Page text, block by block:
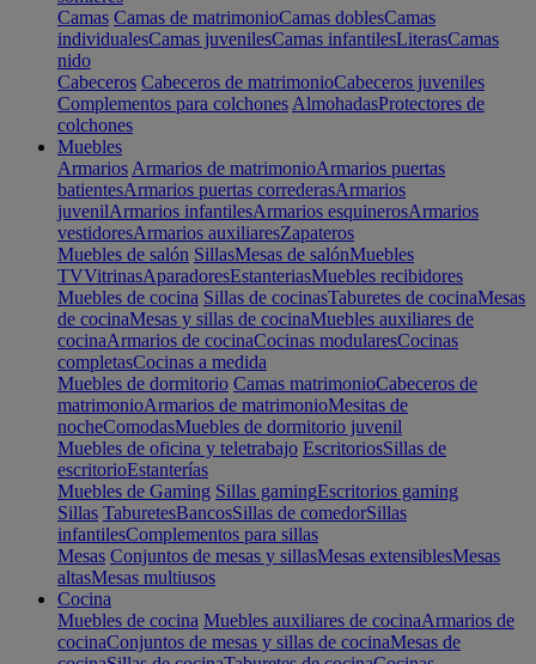
Camas Camas de matrimonioCamas doblesCamas
individualesCamas juvenilesCamas infantilesLiterasCamas
nido
Cabeceros Cabeceros de matrimonioCabeceros juveniles
Complementos para colchones AlmohadasProtectores de
colchones
Muebles
Armarios Armarios de matrimonioArmarios puertas
batientesArmarios puertas correderasArmarios
juvenilArmarios infantilesArmarios esquinerosArmarios
vestidoresArmarios auxiliaresZapateros
Muebles de salón SillasMesas de salónMuebles
TVVitrinasAparadoresEstanteriasMuebles recibidores
Muebles de cocina Sillas de cocinasTaburetes de cocinaMesas
de cocinaMesas y sillas de cocinaMuebles auxiliares de
cocinaArmarios de cocinaCocinas modularesCocinas
completasCocinas a medida
Muebles de dormitorio Camas matrimonioCabeceros de
matrimonioArmarios de matrimonioMesitas de
nocheComodasMuebles de dormitorio juvenil
Muebles de oficina y teletrabajo EscritoriosSillas de
escritorioEstanterías
Muebles de Gaming Sillas gamingEscritorios gaming
Sillas TaburetesBancosSillas de comedorSillas
infantilesComplementos para sillas
Mesas Conjuntos de mesas y sillasMesas extensiblesMesas
altasMesas multiusos
Cocina
Muebles de cocina Muebles auxiliares de cocinaArmarios de
cocinaConjuntos de mesas y sillas de cocinaMesas de